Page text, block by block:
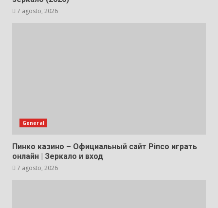
7 agosto, 2026
General
Пинко казино – Официальный сайт Pinco играть
онлайн | Зеркало и вход
7 agosto, 2026